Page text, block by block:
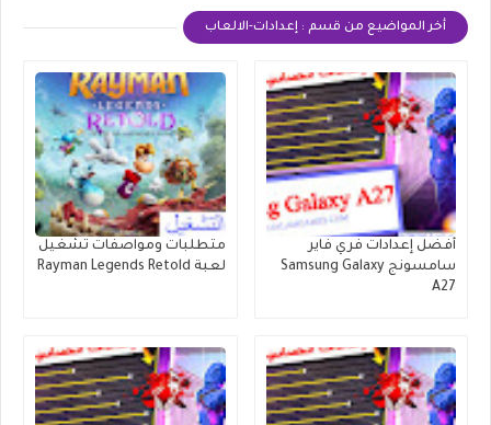
أخر المواضيع من قسم : إعدادات-الالعاب
أفضل إعدادات فري فاير
سامسونج Samsung Galaxy
A27
متطلبات ومواصفات تشغيل
لعبة Rayman Legends Retold